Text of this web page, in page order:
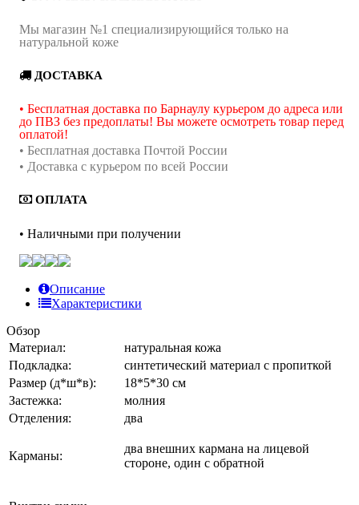
Мы магазин №1 специализирующийся только на
натуральной коже
ДОСТАВКА
• Бесплатная доставка по Барнаулу курьером до адреса или
до ПВЗ без предоплаты! Вы можете осмотреть товар перед
оплатой!
• Бесплатная доставка Почтой России
• Доставка с курьером по всей России
ОПЛАТА
• Наличными при получении
Описание
Характеристики
Обзор
Материал:
натуральная кожа
Подкладка:
синтетический материал с пропиткой
Размер (д*ш*в):
18*5*30 см
Застежка:
молния
Отделения:
два
Карманы:
два внешних кармана на лицевой
стороне, один с обратной